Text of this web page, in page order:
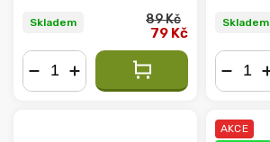
Skladem 89 Kč
79 Kč
Skladem
AKCE